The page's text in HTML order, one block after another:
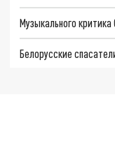
Музыкального
Белорусские